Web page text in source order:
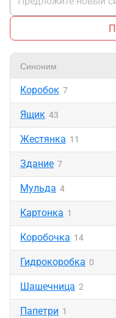
Синоним
Коробок 7
Ящик 43
Жестянка 11
Здание 7
Мульда 4
Картонка 1
Коробочка 14
Гидрокоробка 0
Шашечница 2
Папетри 1